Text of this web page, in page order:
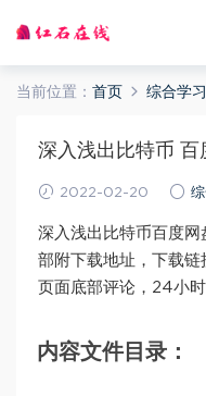
当前位置： 首页 综合学习
深入浅出比特币
2022-02-20
深入浅出比特币百度
部附下载地址，下载
页面底部评论，24小时
内容文件目录：